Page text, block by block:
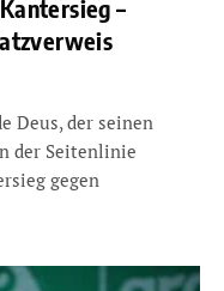
–
Deus, der seinen
der Seitenlinie
gegen